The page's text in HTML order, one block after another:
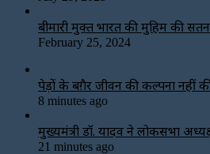
बीमारी मुक्त भारत की मुहिम की सतना
February 25, 2024
पेड़ों के बग़ैर जीवन की कल्पना नहीं
8 minutes ago
मुख्यमंत्री डॉ. यादव ने लोकसभा
21 minutes ago